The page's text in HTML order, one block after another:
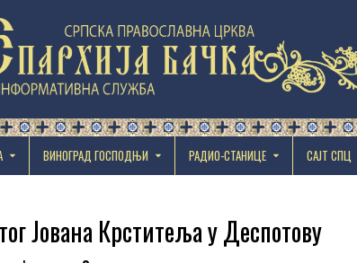
ВИНОГРАД ГОСПОДЊИ РАДИО-СТАНИЦЕ САЈТ СПЦ
Јована Крститеља у Деспотову